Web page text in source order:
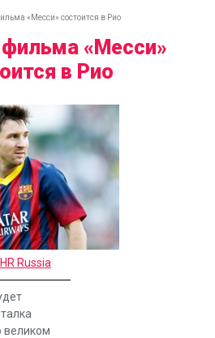
«Месси» состоится в Рио
«Месси»
в Рио
Russia
великом